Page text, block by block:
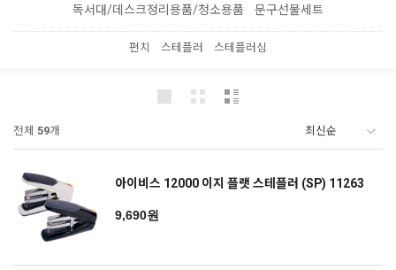
독서대/데스크정리용품/청소용품
문구선물세트
펀치 스테플러 스테플러심
전체 59개
아이비스 12000 이지 플랫 스테플러 (SP) 11263
9,690원